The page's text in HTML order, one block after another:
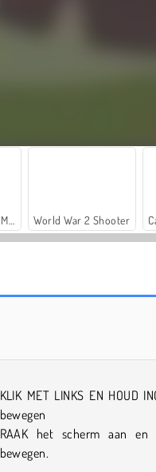
World War 2 Shooter
KLIK MET LINKS EN HOUD
bewegen
RAAK het scherm aan
bewegen.